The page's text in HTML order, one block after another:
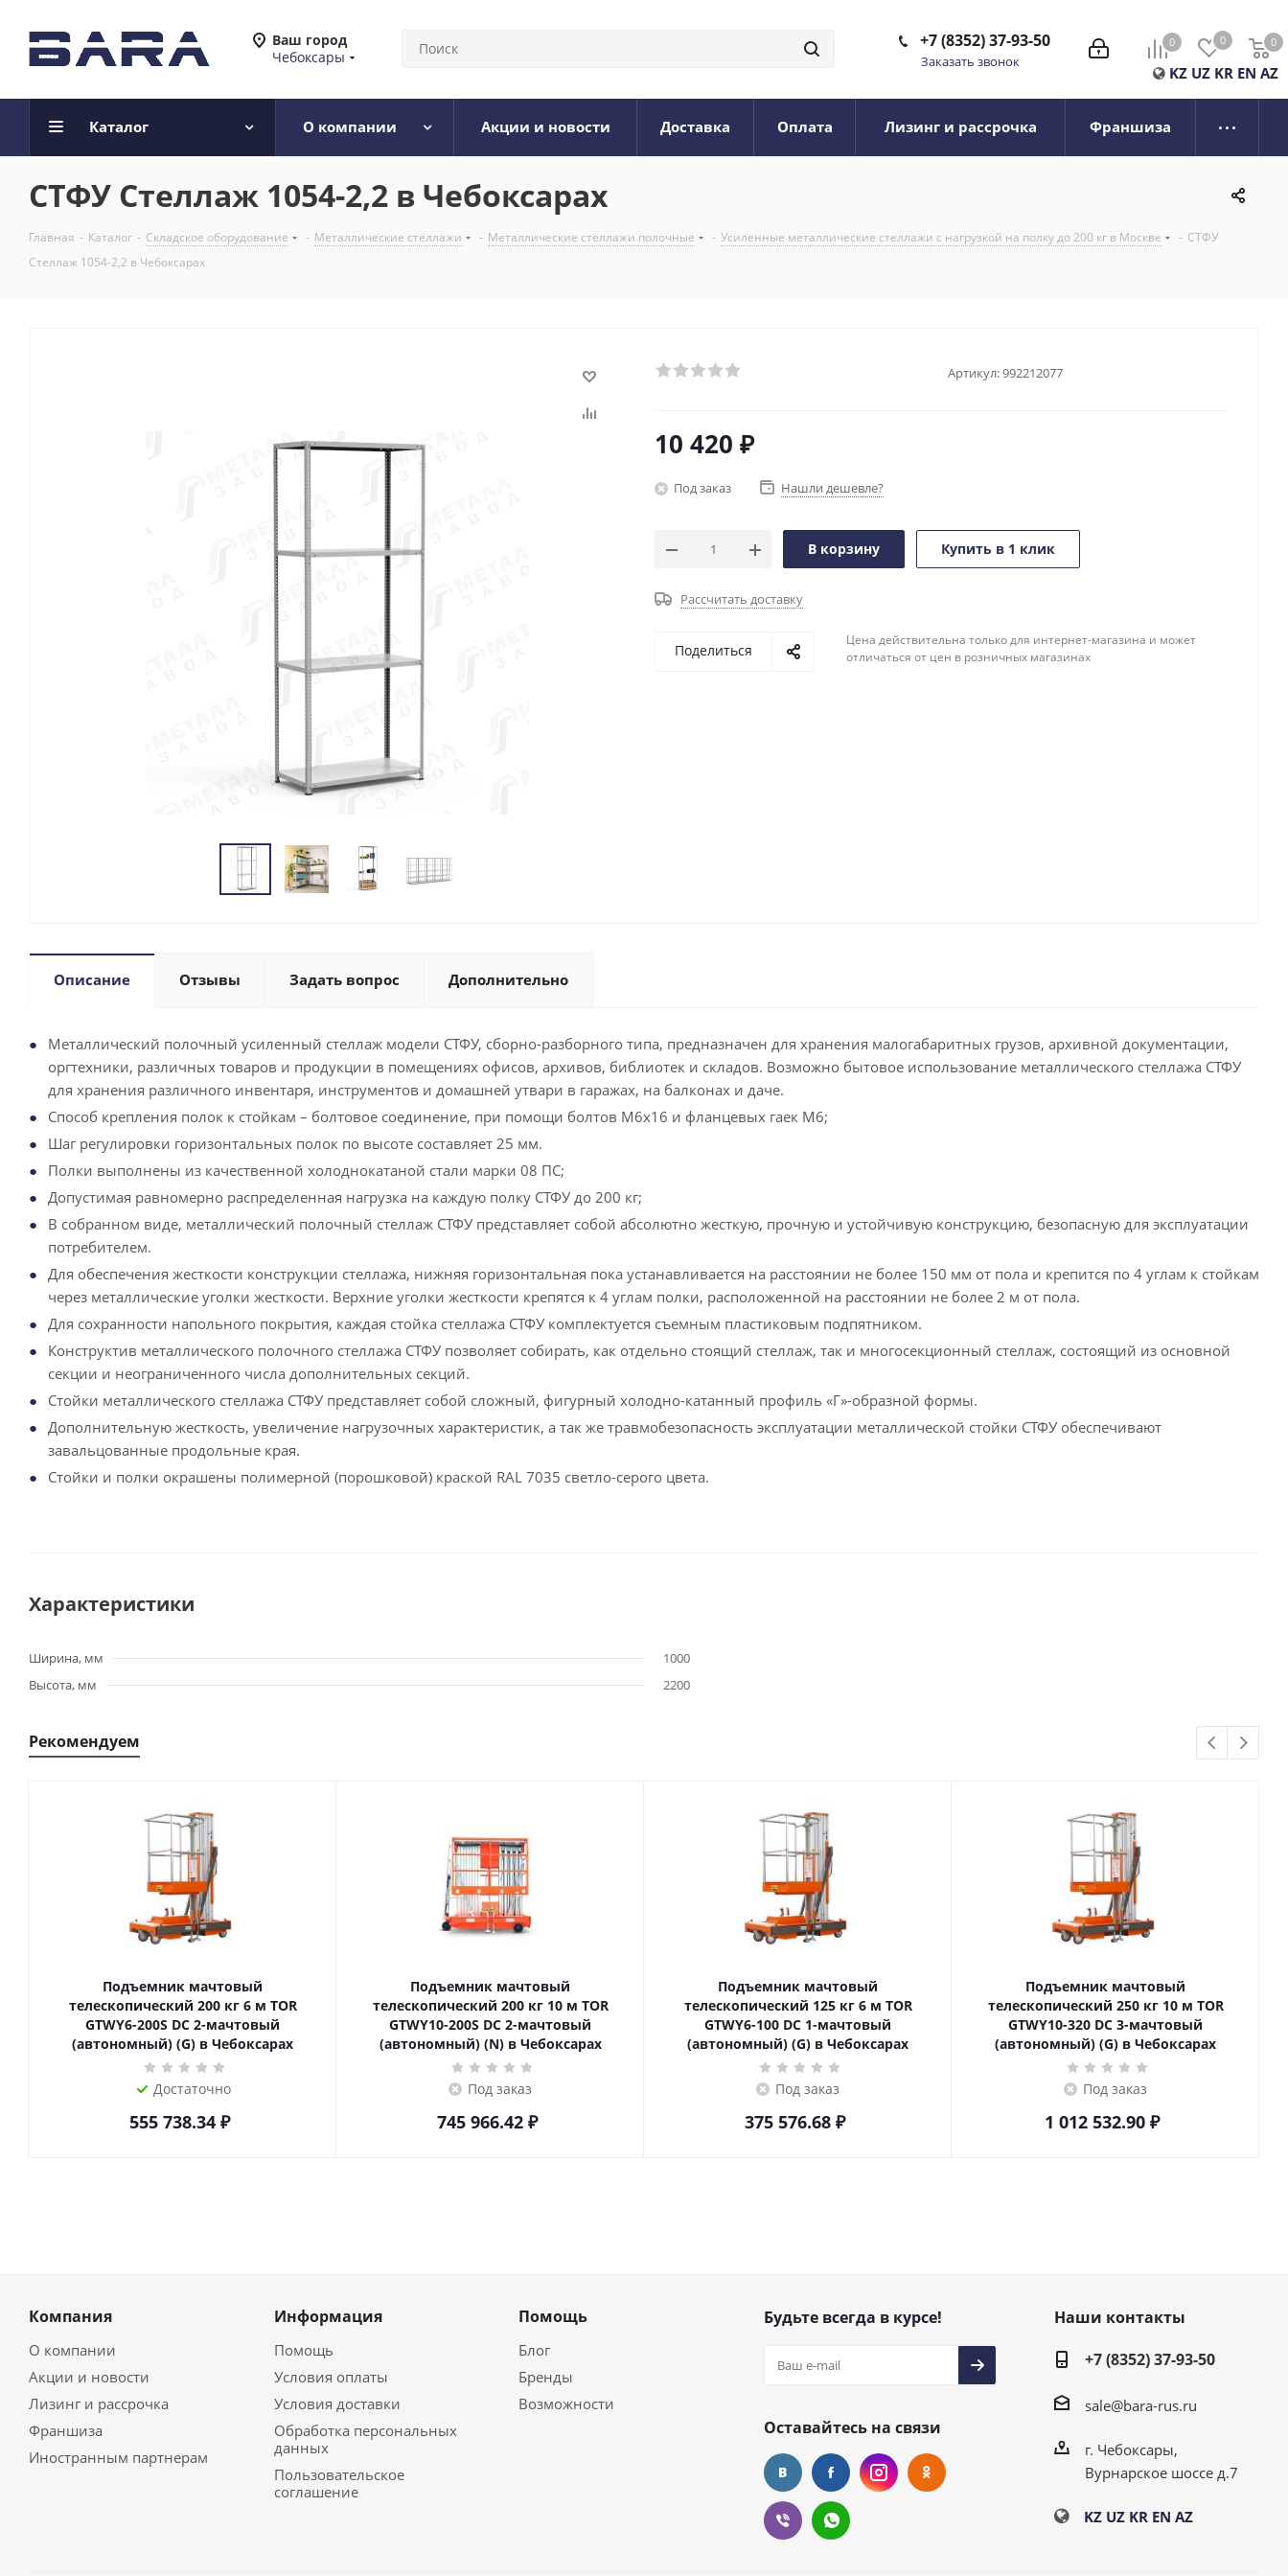
Ваш город
Чебоксары
0 0 0
0
KZ UZ KR EN AZ
+7 (8352) 37-93-50
Заказать звонок
Каталог О компании Акции и новости Доставка Оплата Лизинг и рассрочка Франшиза
СТФУ Стеллаж 1054-2,2 в Чебоксарах
Главная - Каталог - Складское оборудование - Металлические стеллажи - Металлические стеллажи полочные - Усиленные металлические стеллажи с нагрузкой на полку до 200 кг в Москве - СТФУ
Стеллаж 1054-2,2 в Чебоксарах
Артикул:992212077
10 420 ₽
Под заказ Нашли дешевле?
В корзину Купить в 1 клик
Рассчитать доставку
Поделиться
Цена действительна только для интернет-магазина и может
отличаться от цен в розничных магазинах
Описание Отзывы Задать вопрос Дополнительно
Металлический полочный усиленный стеллаж модели СТФУ, сборно-разборного типа, предназначен для хранения малогабаритных грузов, архивной документации,
оргтехники, различных товаров и продукции в помещениях офисов, архивов, библиотек и складов. Возможно бытовое использование металлического стеллажа СТФУ
для хранения различного инвентаря, инструментов и домашней утвари в гаражах, на балконах и даче.
Способ крепления полок к стойкам – болтовое соединение, при помощи болтов М6х16 и фланцевых гаек М6;
Шаг регулировки горизонтальных полок по высоте составляет 25 мм.
Полки выполнены из качественной холоднокатаной стали марки 08 ПС;
Допустимая равномерно распределенная нагрузка на каждую полку СТФУ до 200 кг;
В собранном виде, металлический полочный стеллаж СТФУ представляет собой абсолютно жесткую, прочную и устойчивую конструкцию, безопасную для эксплуатации
потребителем.
Для обеспечения жесткости конструкции стеллажа, нижняя горизонтальная пока устанавливается на расстоянии не более 150 мм от пола и крепится по 4 углам к стойкам
через металлические уголки жесткости. Верхние уголки жесткости крепятся к 4 углам полки, расположенной на расстоянии не более 2 м от пола.
Для сохранности напольного покрытия, каждая стойка стеллажа СТФУ комплектуется съемным пластиковым подпятником.
Конструктив металлического полочного стеллажа СТФУ позволяет собирать, как отдельно стоящий стеллаж, так и многосекционный стеллаж, состоящий из основной
секции и неограниченного числа дополнительных секций.
Стойки металлического стеллажа СТФУ представляет собой сложный, фигурный холодно-катанный профиль «Г»-образной формы.
Дополнительную жесткость, увеличение нагрузочных характеристик, а так же травмобезопасность эксплуатации металлической стойки СТФУ обеспечивают
завальцованные продольные края.
Стойки и полки окрашены полимерной (порошковой) краской RAL 7035 светло-серого цвета.
Характеристики
Ширина, мм
1000
Высота, мм
2200
Рекомендуем
Подъемник мачтовый
телескопический 200 кг 6 м TOR
GTWY6-200S DC 2-мачтовый
(автономный) (G) в Чебоксарах
Достаточно
555 738.34₽
Подъемник мачтовый
телескопический 200 кг 10 м TOR
GTWY10-200S DC 2-мачтовый
(автономный) (N) в Чебоксарах
Под заказ
745 966.42₽
Подъемник мачтовый
телескопический 125 кг 6 м TOR
GTWY6-100 DC 1-мачтовый
(автономный) (G) в Чебоксарах
Под заказ
375 576.68₽
Подъемник мачтовый
телескопический 250 кг 10 м TOR
GTWY10-320 DC 3-мачтовый
(автономный) (G) в Чебоксарах
Под заказ
1 012 532.90 ₽
Компания
О компании
Акции и новости
Лизинг и рассрочка
Франшиза
Иностранным партнерам
Информация
Помощь
Условия оплаты
Условия доставки
Обработка персональных
данных
Пользовательское
соглашение
Помощь
Блог
Бренды
Возможности
Будьте всегда в курсе!
Оставайтесь на связи
Наши контакты
+7 (8352) 37-93-50
sale@bara-rus.ru
г. Чебоксары,
Вурнарское шоссе д.7
KZ UZ KR EN AZ